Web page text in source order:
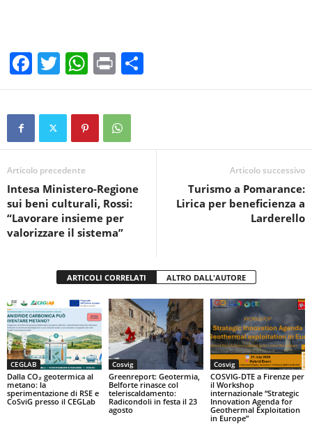
F
a
c
b
o
o
k
T
wi
tt
W
h
at
s
A
p
Pr
in
t
o
vi
Articolo precedente
Intesa Ministero-Regione
sui beni culturali, Rossi:
“Lavorare insieme per
valorizzare il sistema”
Articolo successivo
Turismo a Pomarance:
Lirica per beneficienza a
Larderello
ARTICOLI CORRELATI ALTRO DALL'AUTORE
CEGLAB
Dalla CO₂ geotermica al
metano: la
sperimentazione di RSE e
CoSviG presso il CEGLab
Cosvig
Greenreport: Geotermia,
Belforte rinasce col
teleriscaldamento:
Radicondoli in festa il 23
agosto
Cosvig
COSVIG-DTE a Firenze per
il Workshop
internazionale “Strategic
Innovation Agenda for
Geothermal Exploitation
in Europe”